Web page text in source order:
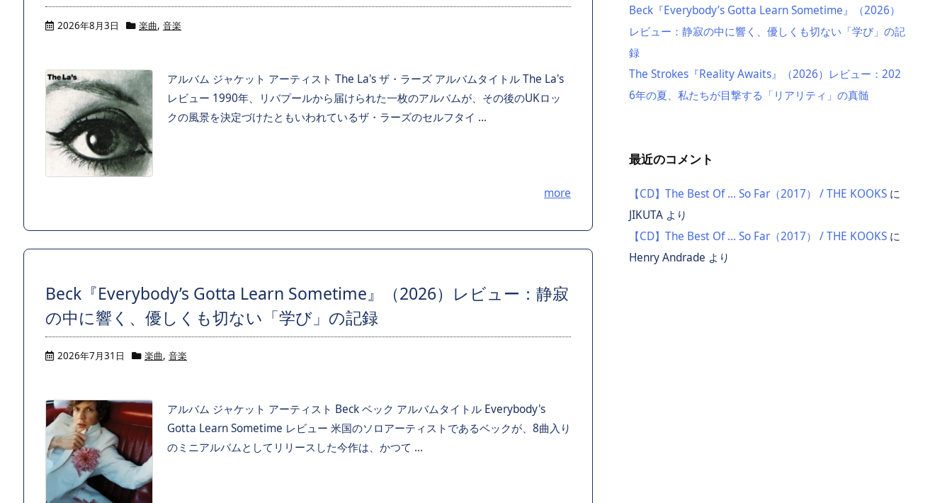
2026年8月3日 楽曲, 音楽
アルバム ジャケット アーティスト The La's ザ・ラーズ アルバムタイトル The La's
レビュー 1990年、リバプールから届けられた一枚のアルバムが、その後のUKロッ
クの風景を決定づけたともいわれているザ・ラーズのセルフタイ ...
more
Beck『Everybody’s Gotta Learn Sometime』（2026）レビュー：静寂
の中に響く、優しくも切ない「学び」の記録
2026年7月31日 楽曲, 音楽
アルバム ジャケット アーティスト Beck ベック アルバムタイトル Everybody's
Gotta Learn Sometime レビュー 米国のソロアーティストであるベックが、8曲入り
のミニアルバムとしてリリースした今作は、かつて ...
Beck『Everybody’s Gotta Learn Sometime』（2026）
レビュー：静寂の中に響く、優しくも切ない「学び」の記
録
The Strokes『Reality Awaits』（2026）レビュー：202
6年の夏、私たちが目撃する「リアリティ」の真髄
最近のコメント
【CD】The Best Of … So Far（2017） / THE KOOKS に
JIKUTA より
【CD】The Best Of … So Far（2017） / THE KOOKS に
Henry Andrade より